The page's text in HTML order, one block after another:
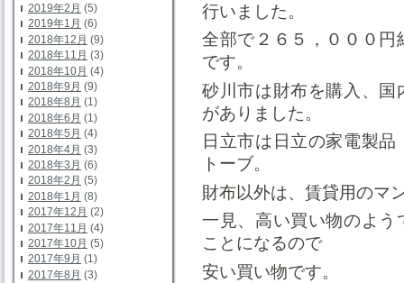
2019年2月 (5)
2019年1月 (6)
2018年12月 (9)
2018年11月 (3)
2018年10月 (4)
2018年9月 (9)
2018年8月 (1)
2018年6月 (1)
2018年5月 (4)
2018年4月 (3)
2018年3月 (6)
2018年2月 (5)
2018年1月 (8)
2017年12月 (2)
2017年11月 (4)
2017年10月 (5)
2017年9月 (1)
2017年8月 (3)
行いました。
全部で２６５，０００
です。
砂川市は財布を購入、
がありました。
日立市は日立の家電製
トーブ。
財布以外は、賃貸用のマ
一見、高い買い物のよ
ことになるので
安い買い物です。